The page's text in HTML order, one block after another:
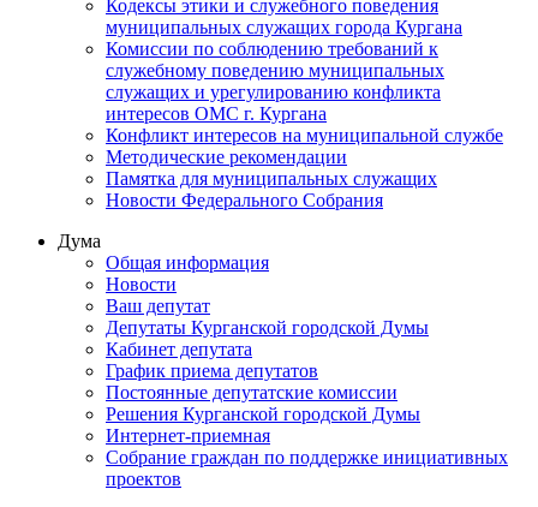
Кодексы этики и служебного поведения
муниципальных служащих города Кургана
Комиссии по соблюдению требований к
служебному поведению муниципальных
служащих и урегулированию конфликта
интересов ОМС г. Кургана
Конфликт интересов на муниципальной службе
Методические рекомендации
Памятка для муниципальных служащих
Новости Федерального Cобрания
Дума
Общая информация
Новости
Ваш депутат
Депутаты Курганской городской Думы
Кабинет депутата
График приема депутатов
Постоянные депутатские комиссии
Решения Курганской городской Думы
Интернет-приемная
Собрание граждан по поддержке инициативных
проектов